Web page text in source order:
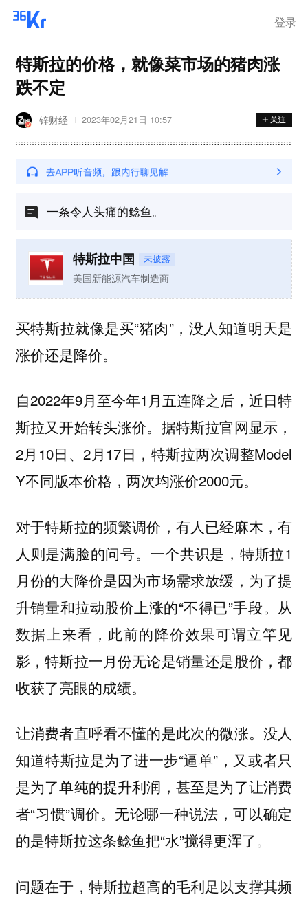
登录
特斯拉的价格，就像菜市场的猪肉涨
跌不定
锌财经 2023年02月21日 10:57
一条令人头痛的鲶鱼。
特斯拉中国 未披露
美国新能源汽车制造商
买特斯拉就像是买“猪肉”，没人知道明天是
涨价还是降价。
自2022年9月至今年1月五连降之后，近日特
斯拉又开始转头涨价。据特斯拉官网显示，
2月10日、2月17日，特斯拉两次调整Model
Y不同版本价格，两次均涨价2000元。
对于特斯拉的频繁调价，有人已经麻木，有
人则是满脸的问号。一个共识是，特斯拉1
月份的大降价是因为市场需求放缓，为了提
升销量和拉动股价上涨的“不得已”手段。从
数据上来看，此前的降价效果可谓立竿见
影，特斯拉一月份无论是销量还是股价，都
收获了亮眼的成绩。
让消费者直呼看不懂的是此次的微涨。没人
知道特斯拉是为了进一步“逼单”，又或者只
是为了单纯的提升利润，甚至是为了让消费
者“习惯”调价。无论哪一种说法，可以确定
的是特斯拉这条鲶鱼把“水”搅得更浑了。
问题在于，特斯拉超高的毛利足以支撑其频